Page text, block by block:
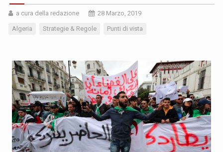
a cura della redazione 28 Marzo, 2019
Algeria Strategie & Regole Punti di vista